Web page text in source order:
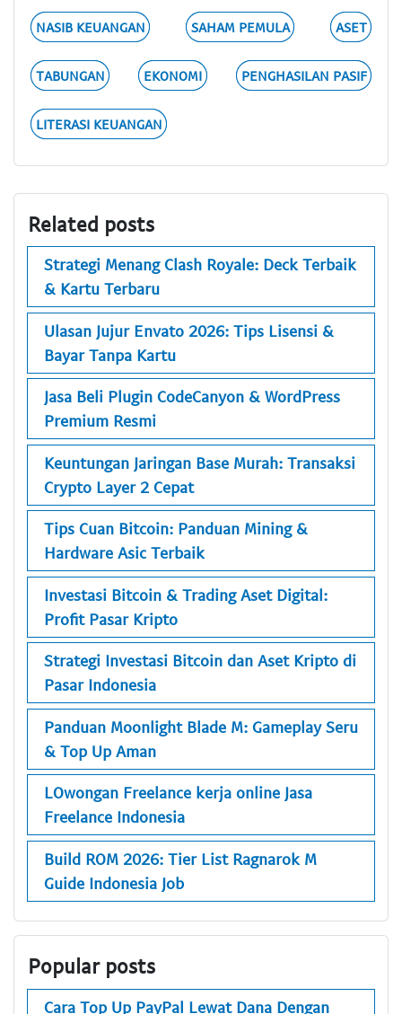
NASIB KEUANGAN SAHAM PEMULA ASET
TABUNGAN EKONOMI PENGHASILAN PASIF
LITERASI KEUANGAN
Related posts
Strategi Menang Clash Royale: Deck Terbaik
& Kartu Terbaru
Ulasan Jujur Envato 2026: Tips Lisensi &
Bayar Tanpa Kartu
Jasa Beli Plugin CodeCanyon & WordPress
Premium Resmi
Keuntungan Jaringan Base Murah: Transaksi
Crypto Layer 2 Cepat
Tips Cuan Bitcoin: Panduan Mining &
Hardware Asic Terbaik
Investasi Bitcoin & Trading Aset Digital:
Profit Pasar Kripto
Strategi Investasi Bitcoin dan Aset Kripto di
Pasar Indonesia
Panduan Moonlight Blade M: Gameplay Seru
& Top Up Aman
LOwongan Freelance kerja online Jasa
Freelance Indonesia
Build ROM 2026: Tier List Ragnarok M
Guide Indonesia Job
Popular posts
Cara Top Up PayPal Lewat Dana Dengan